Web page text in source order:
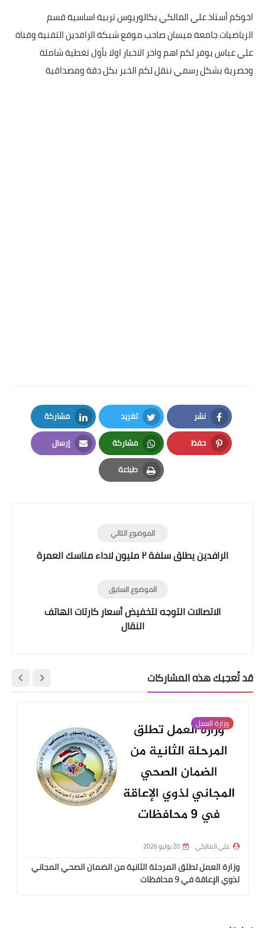
اخوكم أستاذ علي المالكي بكالوريوس تربية اساسية قسم
الرياضيات جامعة ميسان صاحب موقع شبكة الرافدين التقنية وقناة
علي عباس يوفر لكم اهم واخر الاخبار اولا بأول تغطية شاملة
وحصرية بشكل رسمي ننقل لكم الخبر بكل دقة ومصداقية
نشر
Facebook
تغريد
Twitter
مشاركة
LinkedIn
حفظ
Pinterest
مشاركة
Whatsapp
إرسال
Email
طباعة
Print
الموضوع التالي
الرافدين يطلق سلفة ٢ مليون لاداء مناسك العمرة
الموضوع السابق
الاتصالات التوجه لتخفيض أسعار كارتات الهاتف
النقال
قد تُعجبك هذه المشاركات
وزارة العمل
علي المالكي 20 يوليو 2026
وزارة العمل تطلق المرحلة الثانية من الضمان الصحي المجاني
لذوي الإعاقة في 9 محافظات